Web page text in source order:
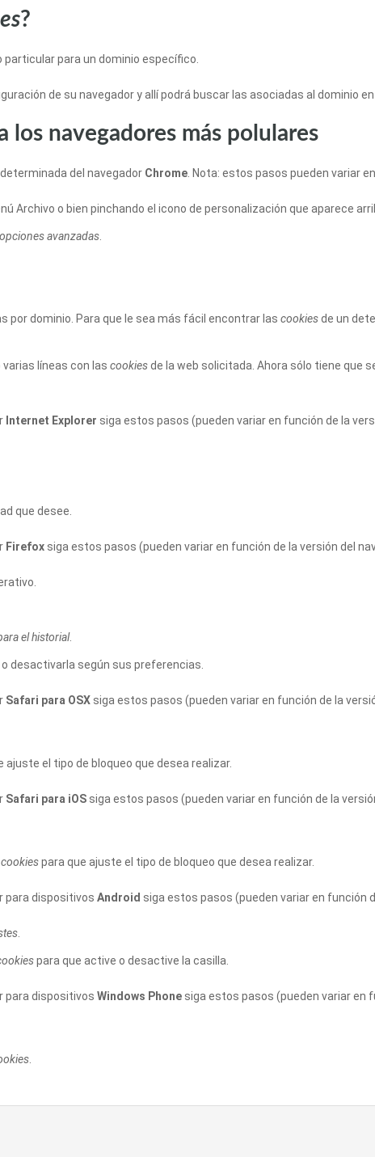
?
particular para un dominio específico.
de su navegador y allí podrá buscar las asociadas al dominio
los navegadores más polulares
determinada del navegador Chrome . Nota: estos pasos pueden variar
Archivo o bien pinchando el icono de personalización que aparece
avanzadas
por dominio. Para que le sea más fácil encontrar las cookiesde un
líneas con las cookiesde la web solicitada. Ahora sólo tiene que
Internet Explorer siga estos pasos (pueden variar en función de la
que desee.
Firefox siga estos pasos (pueden variar en función de la versión del
el historial.
desactivarla según sus preferencias.
Safari para OSX siga estos pasos (pueden variar en función de la
ajuste el tipo de bloqueo que desea realizar.
Safari para iOS siga estos pasos (pueden variar en función de la
para que ajuste el tipo de bloqueo que desea realizar.
para dispositivos Android siga estos pasos (pueden variar en función
para que active o desactive la casilla.
para dispositivos Windows Phone siga estos pasos (pueden variar en